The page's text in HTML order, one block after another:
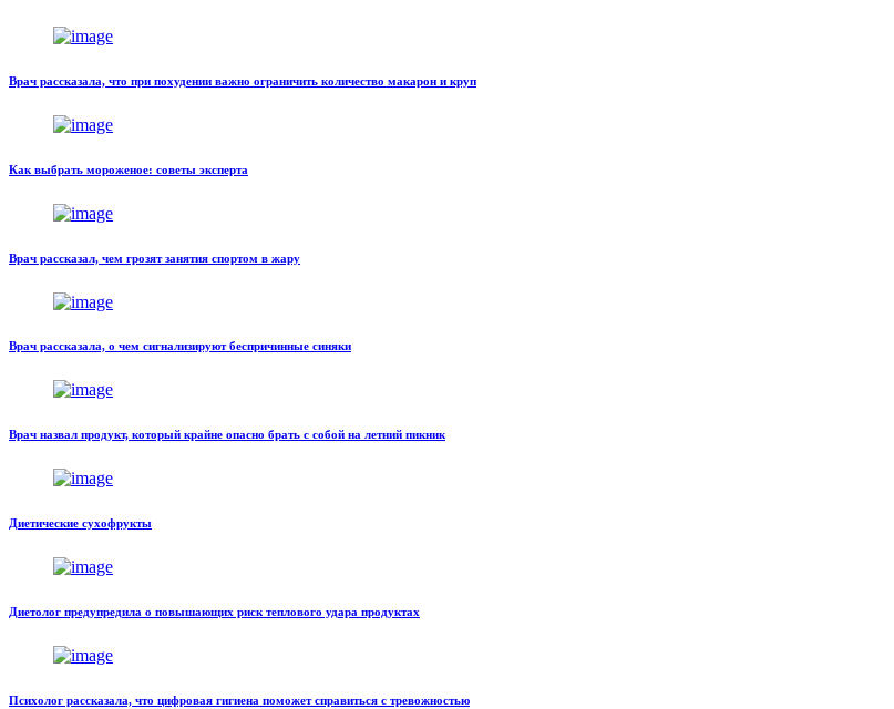
Врач рассказала, что при похудении важно ограничить количество макарон и круп
Как выбрать мороженое: советы эксперта
Врач рассказал, чем грозят занятия спортом в жару
Врач рассказала, о чем сигнализируют беспричинные синяки
Врач назвал продукт, который крайне опасно брать с собой на летний пикник
Диетические сухофрукты
Диетолог предупредила о повышающих риск теплового удара продуктах
Психолог рассказала, что цифровая гигиена поможет справиться с тревожностью